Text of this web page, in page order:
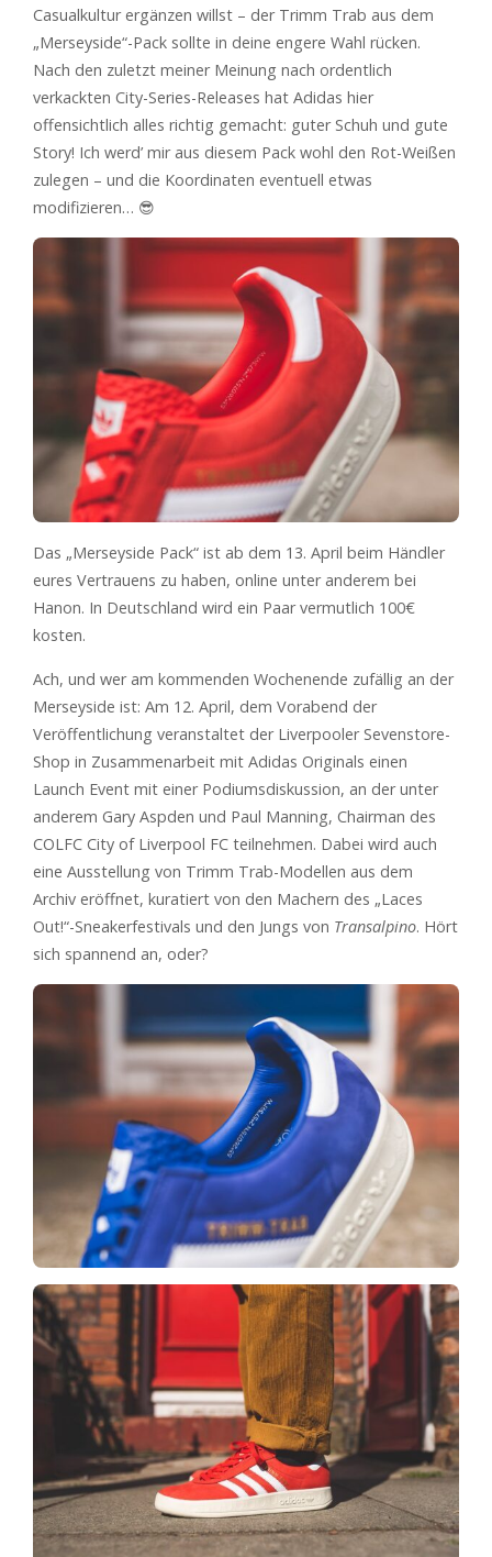
Casualkultur ergänzen willst – der Trimm Trab aus dem
„Merseyside“-Pack sollte in deine engere Wahl rücken.
Nach den zuletzt meiner Meinung nach ordentlich
verkackten City-Series-Releases hat Adidas hier
offensichtlich alles richtig gemacht: guter Schuh und gute
Story! Ich werd’ mir aus diesem Pack wohl den Rot-Weißen
zulegen – und die Koordinaten eventuell etwas
modifizieren… 😎
Das „Merseyside Pack“ ist ab dem 13. April beim Händler
eures Vertrauens zu haben, online unter anderem bei
Hanon. In Deutschland wird ein Paar vermutlich 100€
kosten.
Ach, und wer am kommenden Wochenende zufällig an der
Merseyside ist: Am 12. April, dem Vorabend der
Veröffentlichung veranstaltet der Liverpooler Sevenstore-
Shop in Zusammenarbeit mit Adidas Originals einen
Launch Event mit einer Podiumsdiskussion, an der unter
anderem Gary Aspden und Paul Manning, Chairman des
COLFC City of Liverpool FC teilnehmen. Dabei wird auch
eine Ausstellung von Trimm Trab-Modellen aus dem
Archiv eröffnet, kuratiert von den Machern des „Laces
Out!“-Sneakerfestivals und den Jungs von Transalpino. Hört
sich spannend an, oder?